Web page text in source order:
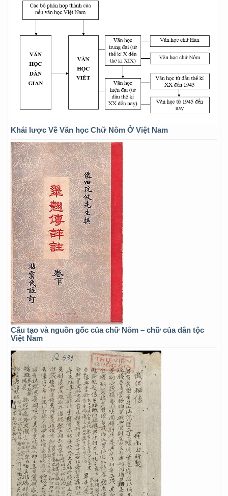
Khái lược Về Văn học Chữ Nôm Ở Việt Nam
Cấu tạo và nguồn gốc của chữ Nôm – chữ của dân tộc
Việt Nam